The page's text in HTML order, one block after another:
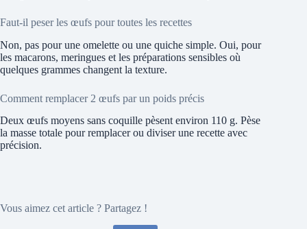
Faut-il peser les œufs pour toutes les recettes
Non, pas pour une omelette ou une quiche simple. Oui, pour
les macarons, meringues et les préparations sensibles où
quelques grammes changent la texture.
Comment remplacer 2 œufs par un poids précis
Deux œufs moyens sans coquille pèsent environ 110 g. Pèse
la masse totale pour remplacer ou diviser une recette avec
précision.
Vous aimez cet article ? Partagez !